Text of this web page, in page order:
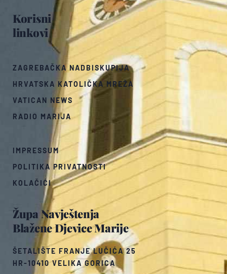
Župa Navještenja
Blažene Djevice Marije
ŠETALIŠTE FRANJE LUČIĆA 25
HR-10410 VELIKA GORICA
Korisni
linkovi
ZAGREBAČKA NADBISKUPIJA
HRVATSKA KATOLIČKA MREŽA
VATICAN NEWS
RADIO MARIJA
IMPRESSUM
POLITIKA PRIVATNOSTI
KOLAČIĆI